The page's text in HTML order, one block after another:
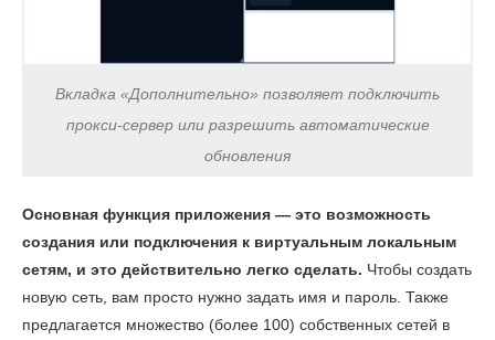
Вкладка «Дополнительно» позволяет подключить
прокси-сервер или разрешить автоматические
обновления
Основная функция приложения — это возможность
создания или подключения к виртуальным локальным
сетям, и это действительно легко сделать. Чтобы создать
новую сеть, вам просто нужно задать имя и пароль. Также
предлагается множество (более 100) собственных сетей в